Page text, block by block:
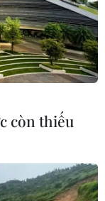
sao người
là
nên ngon
an toàn hơn.
còn thiếu